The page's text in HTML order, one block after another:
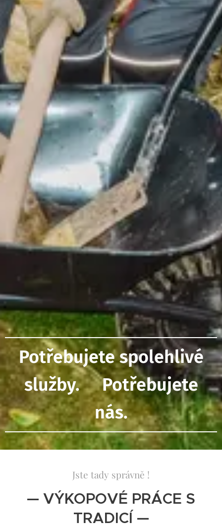
Potřebujete spolehlivé
služby. Potřebujete
nás.
Jste tady správně !
— VÝKOPOVÉ PRÁCE S
TRADICÍ —